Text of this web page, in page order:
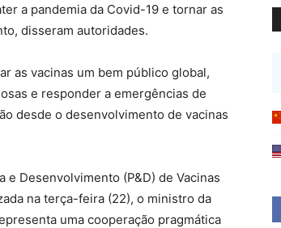
a pandemia da Covid-19 e tornar as
disseram autoridades.
as vacinas um bem público global,
e responder a emergências de
desde o desenvolvimento de vacinas
Desenvolvimento (P&D) de Vacinas
na terça-feira (22), o ministro da
uma cooperação pragmática